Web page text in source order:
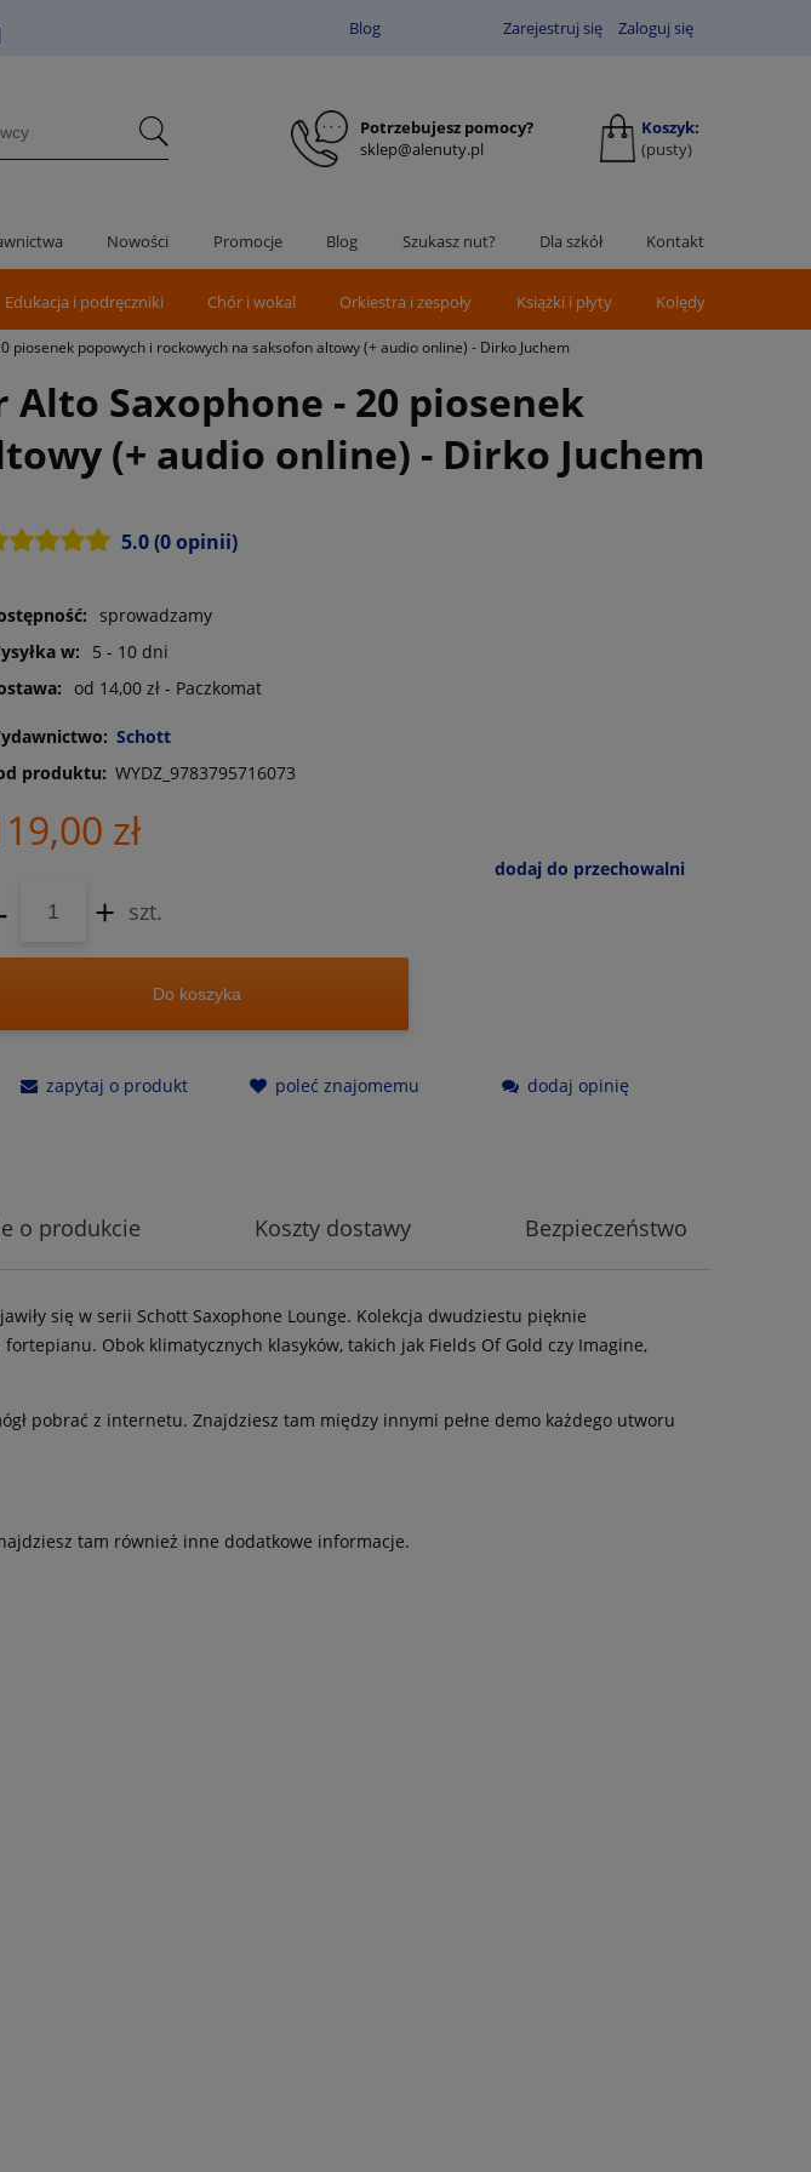
Blog Zarejestruj się Zaloguj się
Potrzebujesz pomocy?
sklep@alenuty.pl
Koszyk:
(pusty)
Nowości Promocje Blog Szukasz nut? Dla szkół Kontakt
Edukacja i podręczniki Chór i wokal Orkiestra i zespoły Książki i płyty Kolędy
piosenek popowych i rockowych na saksofon altowy (+ audio online) - Dirko Juchem
Saxophone - 20 piosenek
(+ audio online) - Dirko Juchem
5.0(0 opinii)
sprowadzamy
w:
5 - 10 dni
od 14,00 zł - Paczkomat
Schott
produktu: WYDZ_9783795716073
zł
dodaj do przechowalni
+ szt.
Do koszyka
zapytaj o produkt poleć znajomemu dodaj opinię
o produkcie Koszty dostawy Bezpieczeństwo
się w serii Schott Saxophone Lounge. Kolekcja dwudziestu pięknie
Obok klimatycznych klasyków, takich jak Fields Of Gold czy Imagine,
pobrać z internetu. Znajdziesz tam między innymi pełne demo każdego utworu
tam również inne dodatkowe informacje.